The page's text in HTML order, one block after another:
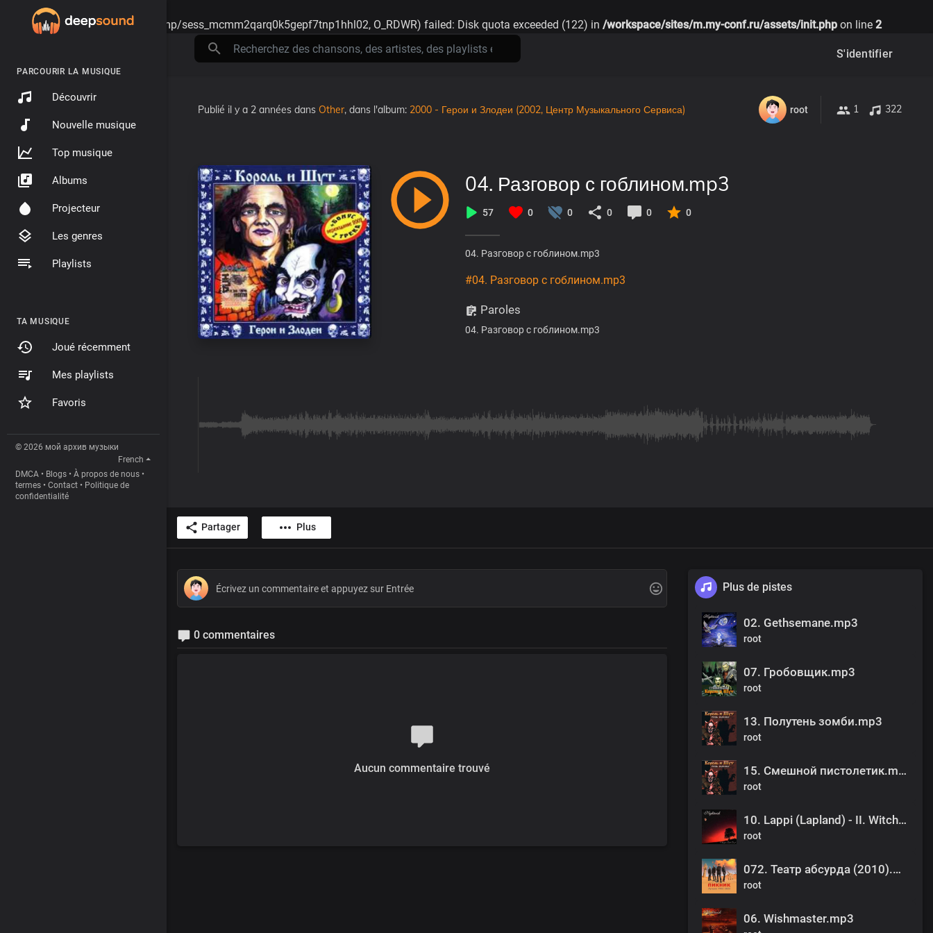
Warning: session_start(): open(/tmp/sess_mcmm2qarq0k5gepf7tnp1hhl02, O_RDWR) failed: Disk quota exceeded (122) in /workspace/sites/m.my-conf.ru/assets/init.php on line 2
PARCOURIR LA MUSIQUE
Découvrir
Nouvelle musique
Top musique
Albums
Projecteur
Les genres
Playlists
TA MUSIQUE
Joué récemment
Mes playlists
Favoris
© 2026 мой архив музыки
French
DMCA • Blogs • À propos de nous •
termes • Contact • Politique de
confidentialité
S'identifier
Publié il y a 2 années dans Other, dans l'album: 2000 - Герои и Злодеи (2002, Центр Музыкального Сервиса) root 1 322
04. Разговор с гоблином.mp3
57 0 0 0 0 0
04. Разговор с гоблином.mp3
#04. Разговор с гоблином.mp3
Paroles
04. Разговор с гоблином.mp3
Partager Plus
0 commentaires
Aucun commentaire trouvé
Plus de pistes
02. Gethsemane.mp3
root
07. Гробовщик.mp3
root
13. Полутень зомби.mp3
root
15. Смешной пистолетик.mp3
root
10. Lappi (Lapland) - II. Witchdrums.mp3
root
072. Театр абсурда (2010).mp3
root
06. Wishmaster.mp3